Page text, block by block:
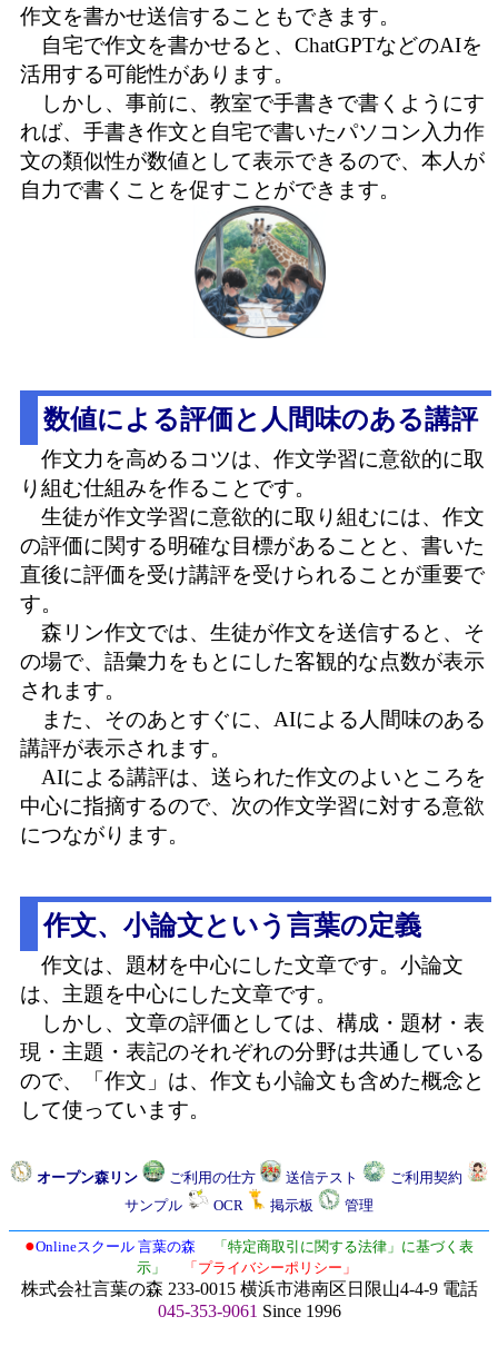
作文を書かせ送信することもできます。
自宅で作文を書かせると、ChatGPTなどのAIを
活用する可能性があります。
しかし、事前に、教室で手書きで書くようにす
れば、手書き作文と自宅で書いたパソコン入力作
文の類似性が数値として表示できるので、本人が
自力で書くことを促すことができます。
数値による評価と人間味のある講評
作文力を高めるコツは、作文学習に意欲的に取
り組む仕組みを作ることです。
生徒が作文学習に意欲的に取り組むには、作文
の評価に関する明確な目標があることと、書いた
直後に評価を受け講評を受けられることが重要で
す。
森リン作文では、生徒が作文を送信すると、そ
の場で、語彙力をもとにした客観的な点数が表示
されます。
また、そのあとすぐに、AIによる人間味のある
講評が表示されます。
AIによる講評は、送られた作文のよいところを
中心に指摘するので、次の作文学習に対する意欲
につながります。
作文、小論文という言葉の定義
作文は、題材を中心にした文章です。小論文
は、主題を中心にした文章です。
しかし、文章の評価としては、構成・題材・表
現・主題・表記のそれぞれの分野は共通している
ので、「作文」は、作文も小論文も含めた概念と
して使っています。
オープン森リン ご利用の仕方 送信テスト
ご利用契約
サンプル
OCR 掲示板 管理
●Onlineスクール 言葉の森
「特定商取引に関する法律」に基づく表
示」
「プライバシーポリシー」
株式会社言葉の森 233-0015 横浜市港南区日限山4-4-9 電話
045-353-9061 Since 1996